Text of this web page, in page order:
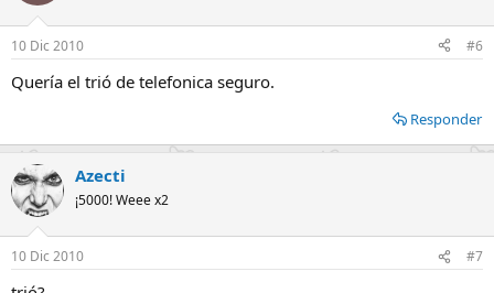
10 Dic 2010 #6
Quería el trió de telefonica seguro.
Responder
Azecti
¡5000! Weee x2
10 Dic 2010 #7